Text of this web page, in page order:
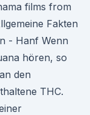
films from
Fakten
- Hanf Wenn
hören, so
den
THC.